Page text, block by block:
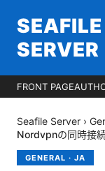
SEAFILE
SERVER
FRONT PAGE
Seafile Server ›
Nordvpnの同時接
GENERAL · JA